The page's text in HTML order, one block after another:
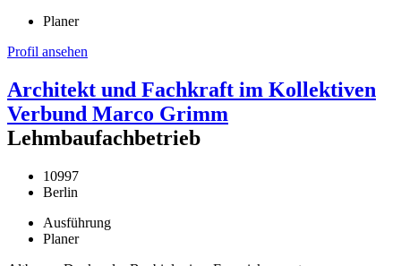
Planer
Profil ansehen
Architekt und Fachkraft im Kollektiven
Verbund Marco Grimm
Lehmbaufachbetrieb
10997
Berlin
Ausführung
Planer